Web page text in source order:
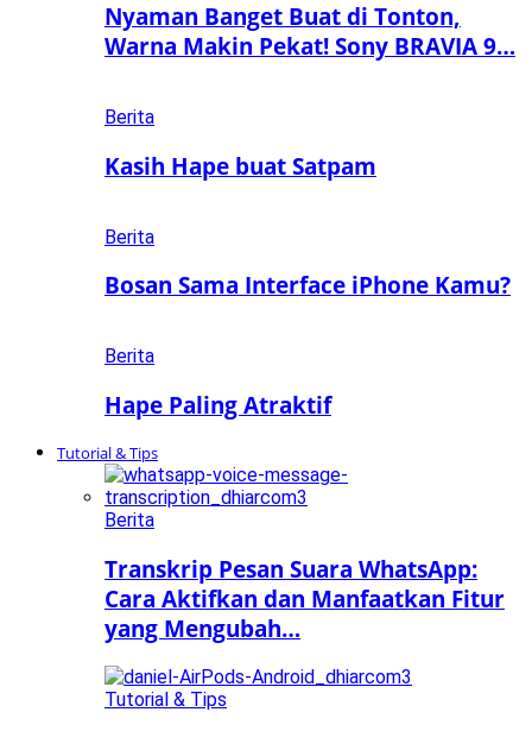
Nyaman Banget Buat di Tonton,
Warna Makin Pekat! Sony BRAVIA 9…
Berita
Kasih Hape buat Satpam
Berita
Bosan Sama Interface iPhone Kamu?
Berita
Hape Paling Atraktif
Tutorial & Tips
Berita
Transkrip Pesan Suara WhatsApp:
Cara Aktifkan dan Manfaatkan Fitur
yang Mengubah…
Tutorial & Tips